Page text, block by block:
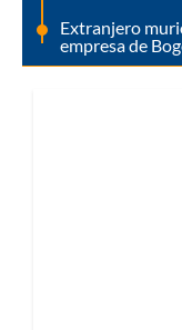
Extranjero
empresa de